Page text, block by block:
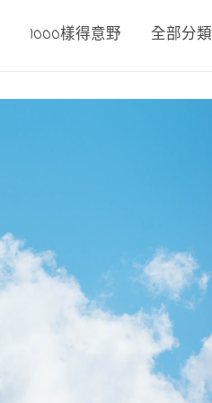
1000樣得意野 全部分類